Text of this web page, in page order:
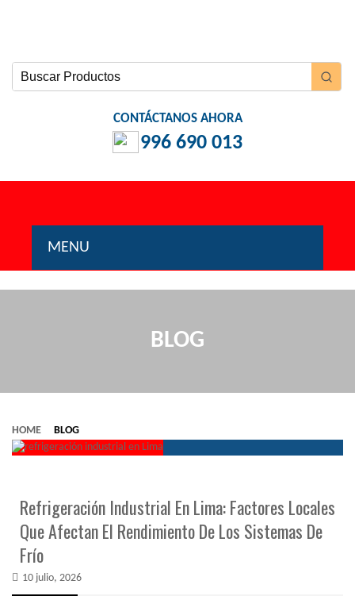
CONTÁCTANOS AHORA
996 690 013
MENU
INICIO
BLOG
BLOG
HOME BLOG
Refrigeración Industrial En Lima: Factores Locales
Que Afectan El Rendimiento De Los Sistemas De
Frío
10 julio, 2026